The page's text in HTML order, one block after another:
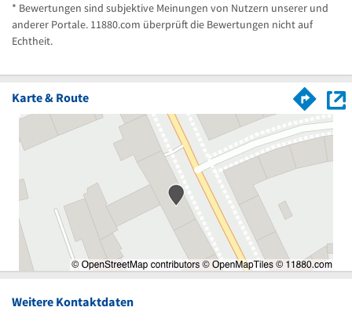
* Bewertungen sind subjektive Meinungen von Nutzern unserer und
anderer Portale. 11880.com überprüft die Bewertungen nicht auf
Echtheit.
Karte & Route
Weitere Kontaktdaten